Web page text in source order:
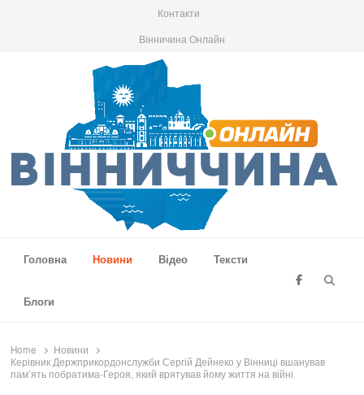
Контакти
Вінничина Онлайн
Головна
Новини Відео Тексти
Блоги
Home
Новини
Керівник Держприкордонслужби Сергій Дейнеко у Вінниці вшанував
пам’ять побратима-Героя, який врятував йому життя на війні